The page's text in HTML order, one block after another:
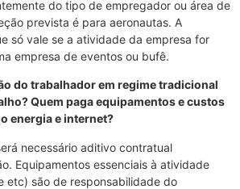
do tipo de empregador ou área de
prevista é para aeronautas. A
só vale se a atividade da empresa for
empresa de eventos ou bufê.
do trabalhador em regime tradicional
Quem paga equipamentos e custos
energia e internet?
necessário aditivo contratual
Equipamentos essenciais à atividade
etc) são de responsabilidade do